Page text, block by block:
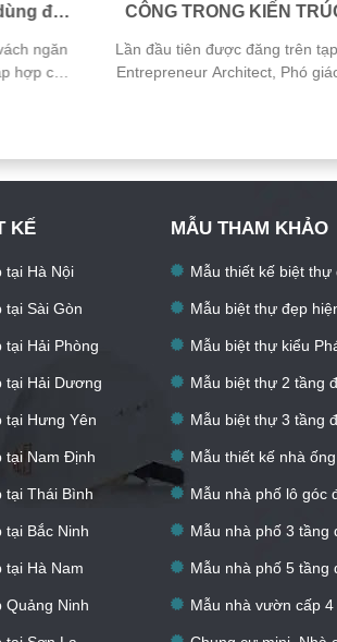
để
ngăn
hợp các
CÔNG TRONG KIẾN
Lần đầu tiên được đăng trên
Entrepreneur Architect, Phó
KẾ
tại Hà Nội
tại Sài Gòn
tại Hải Phòng
tại Hải Dương
tại Hưng Yên
tại Nam Định
tại Thái Bình
tại Bắc Ninh
tại Hà Nam
Quảng Ninh
MẪU THAM KHẢO
Mẫu thiết kế biệt thự
Mẫu biệt thự đẹp
Mẫu biệt thự kiểu
Mẫu biệt thự 2 tầng
Mẫu biệt thự 3 tầng
Mẫu thiết kế nhà
Mẫu nhà phố lô góc
Mẫu nhà phố 3 tầng
Mẫu nhà phố 5 tầng
Mẫu nhà vườn cấp 4